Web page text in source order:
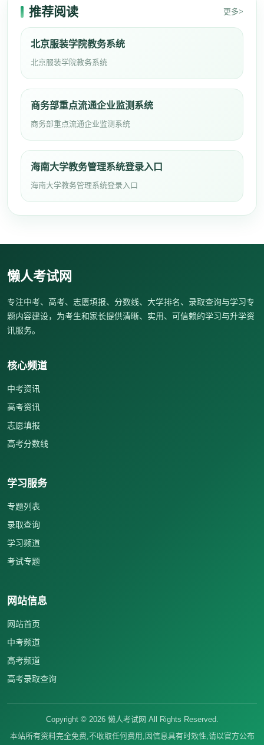
推荐阅读 更多>
北京服装学院教务系统
北京服装学院教务系统
商务部重点流通企业监测系统
商务部重点流通企业监测系统
海南大学教务管理系统登录入口
海南大学教务管理系统登录入口
懒人考试网
专注中考、高考、志愿填报、分数线、大学排名、录取查询与学习专
题内容建设，为考生和家长提供清晰、实用、可信赖的学习与升学资
讯服务。
核心频道
中考资讯
高考资讯
志愿填报
高考分数线
学习服务
专题列表
录取查询
学习频道
考试专题
网站信息
网站首页
中考频道
高考频道
高考录取查询
Copyright © 2026懒人考试网 All Rights Reserved.
本站所有资料完全免费,不收取任何费用,因信息具有时效性,请以官方公布